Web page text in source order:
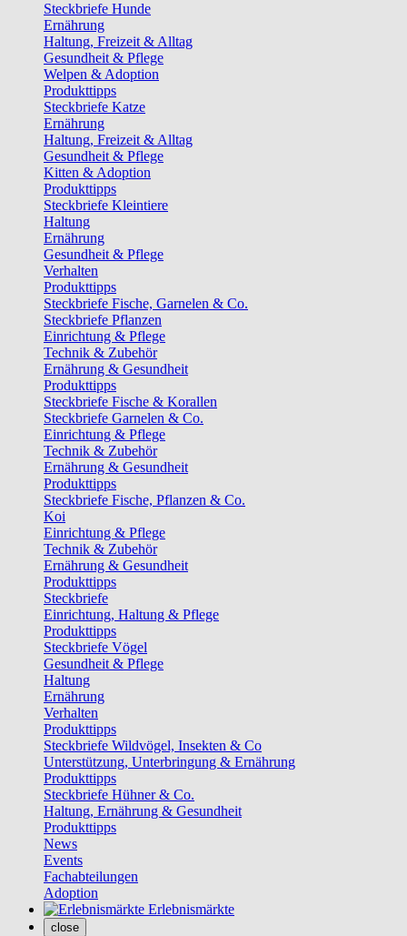
Steckbriefe Hunde
Ernährung
Haltung, Freizeit & Alltag
Gesundheit & Pflege
Welpen & Adoption
Produkttipps
Steckbriefe Katze
Ernährung
Haltung, Freizeit & Alltag
Gesundheit & Pflege
Kitten & Adoption
Produkttipps
Steckbriefe Kleintiere
Haltung
Ernährung
Gesundheit & Pflege
Verhalten
Produkttipps
Steckbriefe Fische, Garnelen & Co.
Steckbriefe Pflanzen
Einrichtung & Pflege
Technik & Zubehör
Ernährung & Gesundheit
Produkttipps
Steckbriefe Fische & Korallen
Steckbriefe Garnelen & Co.
Einrichtung & Pflege
Technik & Zubehör
Ernährung & Gesundheit
Produkttipps
Steckbriefe Fische, Pflanzen & Co.
Koi
Einrichtung & Pflege
Technik & Zubehör
Ernährung & Gesundheit
Produkttipps
Steckbriefe
Einrichtung, Haltung & Pflege
Produkttipps
Steckbriefe Vögel
Gesundheit & Pflege
Haltung
Ernährung
Verhalten
Produkttipps
Steckbriefe Wildvögel, Insekten & Co
Unterstützung, Unterbringung & Ernährung
Produkttipps
Steckbriefe Hühner & Co.
Haltung, Ernährung & Gesundheit
Produkttipps
News
Events
Fachabteilungen
Adoption
Erlebnismärkte
close